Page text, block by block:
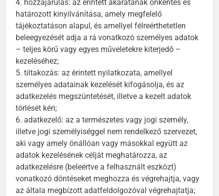
4. hozzájárulás: az érintett akaratának önkéntes és
határozott kinyilvánítása, amely megfelelő
tájékoztatáson alapul, és amellyel félreérthetetlen
beleegyezését adja a rá vonatkozó személyes adatok
– teljes körű vagy egyes műveletekre kiterjedő –
kezeléséhez;
5. tiltakozás: az érintett nyilatkozata, amellyel
személyes adatainak kezelését kifogásolja, és az
adatkezelés megszüntetését, illetve a kezelt adatok
törlését kéri;
6. adatkezelő: az a természetes vagy jogi személy,
illetve jogi személyiséggel nem rendelkező szervezet,
aki vagy amely önállóan vagy másokkal együtt az
adatok kezelésének célját meghatározza, az
adatkezelésre (beleértve a felhasznált eszközt)
vonatkozó döntéseket meghozza és végrehajtja, vagy
az általa megbízott adatfeldolgozóval végrehajtatja;